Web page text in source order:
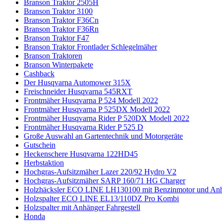
Branson Traktor 2505H
Branson Traktor 3100
Branson Traktor F36Cn
Branson Traktor F36Rn
Branson Traktor F47
Branson Traktor Frontlader Schlegelmäher
Branson Traktoren
Branson Winterpakete
Cashback
Der Husqvarna Automower 315X
Freischneider Husqvarna 545RXT
Frontmäher Husqvarna P 524 Modell 2022
Frontmäher Husqvarna P 525DX Modell 2022
Frontmäher Husqvarna Rider P 520DX Modell 2022
Frontmäher Husqvarna Rider P 525 D
Große Auswahl an Gartentechnik und Motorgeräte
Gutschein
Heckenschere Husqvarna 122HD45
Herbstaktion
Hochgras-Aufsitzmäher Lazer 220/92 Hydro V2
Hochgras-Aufsitzmäher SARP 160/71 HG Charger
Holzhäcksler ECO LINE LH130100 mit Benzinmotor und
Holzspalter ECO LINE EL13/110DZ Pro Kombi
Holzspalter mit Anhänger Fahrgestell
Honda